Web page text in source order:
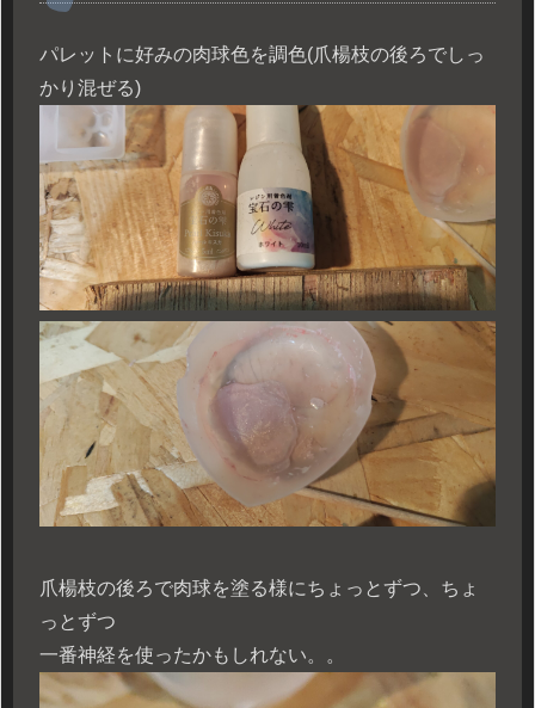
パレットに好みの肉球色を調色(爪楊枝の後ろでしっ
かり混ぜる)
爪楊枝の後ろで肉球を塗る様にちょっとずつ、ちょ
っとずつ
一番神経を使ったかもしれない。。